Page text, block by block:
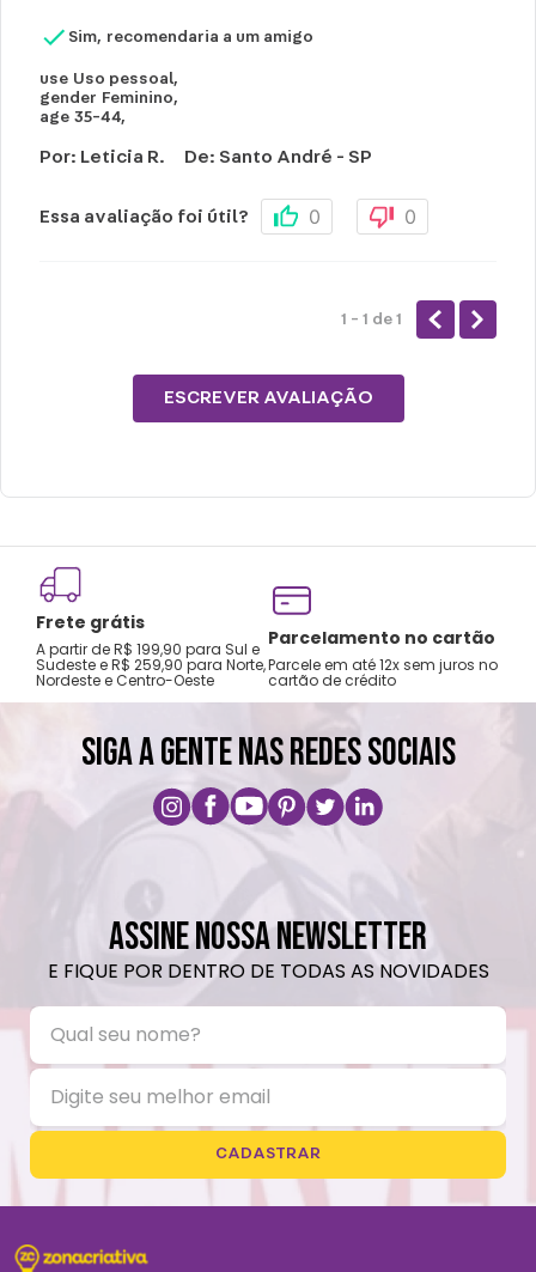
Sim, recomendaria a um amigo
use Uso pessoal,
gender Feminino,
age 35-44,
Por: Leticia R. De: Santo André - SP
Essa avaliação foi útil? 0 0
1 - 1 de 1
ESCREVER AVALIAÇÃO
Frete grátis
A partir de R$ 199,90 para Sul e
Sudeste e R$ 259,90 para Norte,
Nordeste e Centro-Oeste
Parcelamento no cartão
Parcele em até 12x sem juros no
cartão de crédito
SIGA A GENTE NAS REDES SOCIAIS
ASSINE NOSSA NEWSLETTER
E FIQUE POR DENTRO DE TODAS AS NOVIDADES
CADASTRAR